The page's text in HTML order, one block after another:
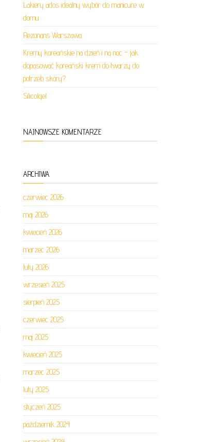
Lakiery ados idealny wybór do manicure w
domu
Rezonans Warszawa
Kremy koreańskie na dzień i na noc – jak
dopasować koreański krem do twarzy do
potrzeb skóry?
Silicolgel
NAJNOWSZE KOMENTARZE
ARCHIWA
czerwiec 2026
maj 2026
kwiecień 2026
marzec 2026
luty 2026
wrzesień 2025
sierpień 2025
czerwiec 2025
maj 2025
kwiecień 2025
marzec 2025
luty 2025
styczeń 2025
październik 2024